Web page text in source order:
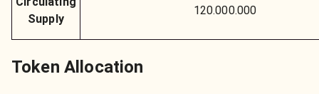
Supply
120.000.000
Token Allocation